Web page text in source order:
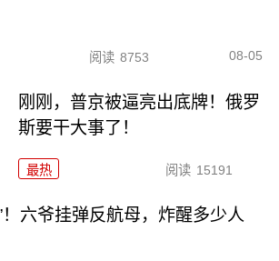
阅读 8753 08-05
刚刚，普京被逼亮出底牌！俄罗
斯要干大事了！
最热 阅读 15191
！六爷挂弹反航母，炸醒多少人